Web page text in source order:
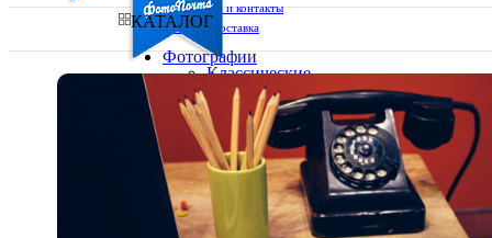
Поддержка и контакты
Оплата и доставка
Ваш город:
Ваш регион доставки
Выберите из списка:
КАТАЛОГ
Фотографии
Классические
фото
10х10
10х15
13х18
15х15
15х20
20х20
20х30